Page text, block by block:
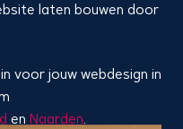
laten bouwen door
voor jouw webdesign in
en Naarden.